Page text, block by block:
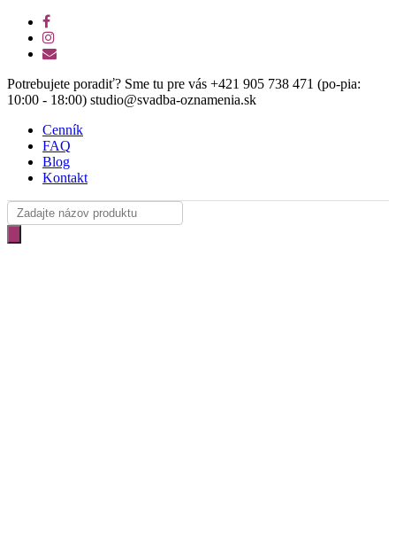
Skip
main
facebook
instagram
email
Potrebujete poradiť? Sme tu pre vás +421 905 738 471 (po-pia:
10:00 - 18:00) studio@svadba-oznamenia.sk
Cenník
FAQ
Blog
Kontakt
Products
search